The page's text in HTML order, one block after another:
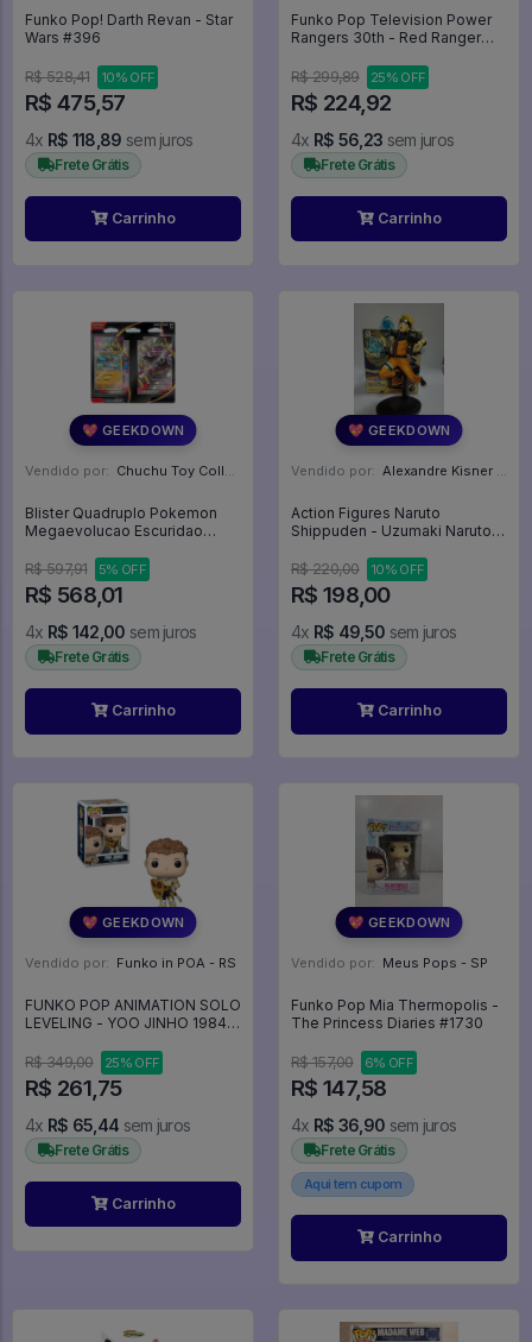
Funko Pop! Darth Revan - Star
Wars #396
R$ 528,41 10% OFF
R$ 475,57
4x R$ 118,89 sem juros
Frete Grátis
Carrinho
Funko Pop Television Power
Rangers 30th - Red Ranger
#1374
R$ 299,89 25% OFF
R$ 224,92
4x R$ 56,23 sem juros
Frete Grátis
Carrinho
💖 GEEKDOWN
Vendido por: Chuchu Toy Collection - SP
Blister Quadruplo Pokemon
Megaevolucao Escuridao
#4
R$ 597,91 5% OFF
R$ 568,01
4x R$ 142,00 sem juros
Frete Grátis
Carrinho
💖 GEEKDOWN
Vendido por: Alexandre Kisner - PR
Action Figures Naruto
Shippuden - Uzumaki Naruto
(banpresto) - Naruto
Shippuden
R$ 220,00 10% OFF
R$ 198,00
4x R$ 49,50 sem juros
Frete Grátis
Carrinho
💖 GEEKDOWN
Vendido por: Funko in POA - RS
FUNKO POP ANIMATION SOLO
LEVELING - YOO JINHO 1984 -
R$ 349,00
25% OFF
R$ 261,75
4x R$ 65,44 sem juros
Frete Grátis
Carrinho
💖 GEEKDOWN
Vendido por: Meus Pops - SP
Funko Pop Mia Thermopolis -
The Princess Diaries #1730
R$ 157,00 6% OFF
R$ 147,58
4x R$ 36,90 sem juros
Frete Grátis
Aqui tem cupom
Carrinho